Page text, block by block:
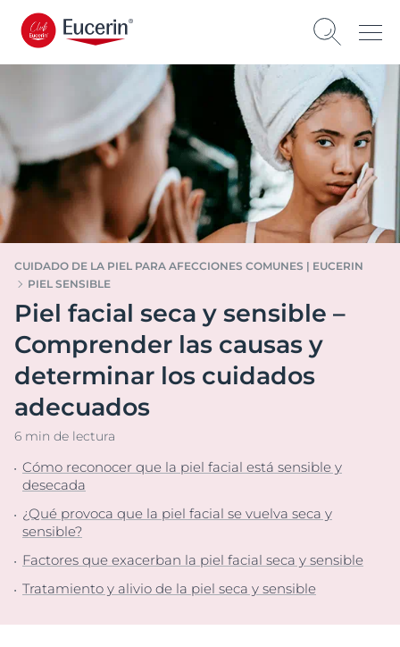
CUIDADO DE LA PIEL PARA AFECCIONES COMUNES | EUCERIN
PIEL SENSIBLE
Piel facial seca y sensible –
Comprender las causas y
determinar los cuidados
adecuados
6 min de lectura
Cómo reconocer que la piel facial está sensible y
desecada
¿Qué provoca que la piel facial se vuelva seca y
sensible?
Factores que exacerban la piel facial seca y sensible
Tratamiento y alivio de la piel seca y sensible